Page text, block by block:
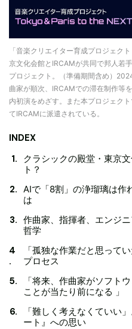
「音楽クリエイター育成プロジェク
京文化会館とIRCAMが共同で邦人若
プロジェクト。（準備期間含め）
曲家が順次、IRCAMでの滞在制作等
内初演をめざす。また本プロジェク
てIRCAMに派遣されている。
INDEX
クラシックの殿堂・東京
ト？
AIで「8割」の浄瑠璃は作
は
作曲家、指揮者、エンジ
哲学
「孤独な作業だと思って
プロセス
「将来、作曲家がソフト
ことが当たり前になる 」
「難しく考えなくていい
ート』への思い